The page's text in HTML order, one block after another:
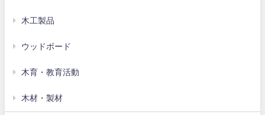
木工製品
ウッドボード
木育・教育活動
木材・製材